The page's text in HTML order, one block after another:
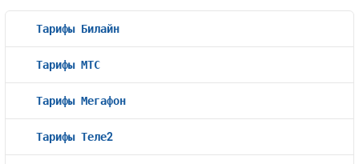
Тарифы Билайн
Тарифы МТС
Тарифы Мегафон
Тарифы Теле2